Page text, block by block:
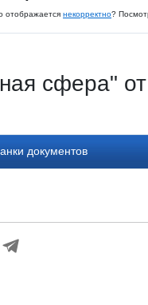
отображается некорректно?
сфера"
документов